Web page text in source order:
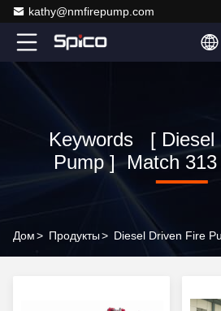
kathy@nmfirepump.com
Keywords [ Diesel
Pump ] Match
Дом> Продукты> Diesel Driven Fire